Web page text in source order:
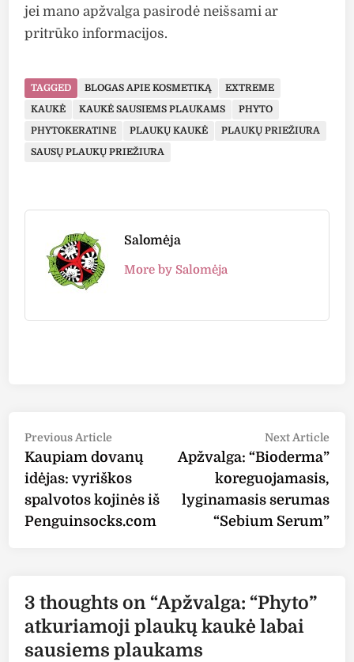
jei mano apžvalga pasirodė neišsami ar
pritrūko informacijos.
TAGGED BLOGAS APIE KOSMETIKĄ
EXTREME
KAUKĖ
KAUKĖ SAUSIEMS PLAUKAMS
PHYTO
PHYTOKERATINE
PLAUKŲ KAUKĖ
PLAUKŲ PRIEŽIŪRA
SAUSŲ PLAUKŲ PRIEŽIŪRA
Salomėja
More by Salomėja
Post
navigation
Previous Article
article:
Kaupiam dovanų
idėjas: vyriškos
spalvotos kojinės iš
Penguinsocks.com
Next Article
Apžvalga: “Bioderma”
koreguojamasis,
lyginamasis serumas
“Sebium Serum”
3 thoughts on “Apžvalga: “Phyto”
atkuriamoji plaukų kaukė labai
sausiems plaukams